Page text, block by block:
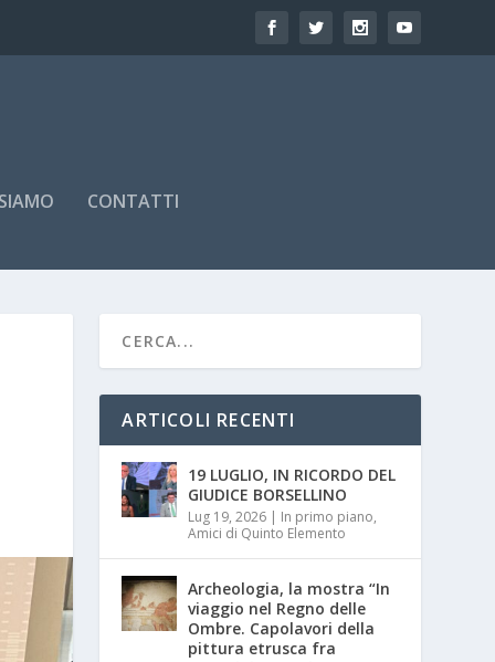
CONTATTI
ARTICOLI RECENTI
19 LUGLIO, IN RICORDO DEL
GIUDICE BORSELLINO
Lug 19, 2026 | In primo piano,
Amici di Quinto Elemento
Archeologia, la mostra “In
viaggio nel Regno delle
Ombre. Capolavori della
pittura etrusca fra